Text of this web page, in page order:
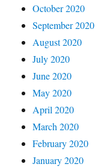
October 2020
September 2020
August 2020
July 2020
June 2020
May 2020
April 2020
March 2020
February 2020
January 2020